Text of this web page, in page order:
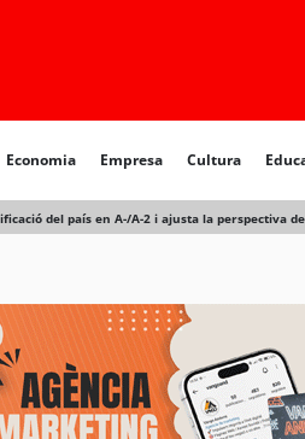
Economia Empresa Cultura
del país en A-/A-2 i ajusta la perspectiva